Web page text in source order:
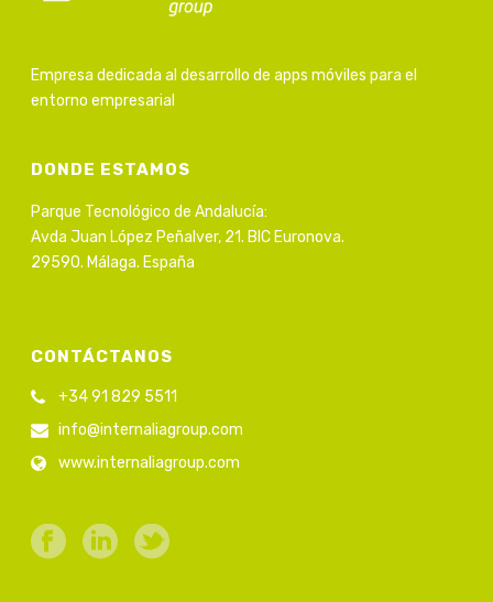
Empresa dedicada al desarrollo de apps móviles para el
entorno empresarial
DONDE ESTAMOS
Parque Tecnológico de Andalucía:
Avda Juan López Peñalver, 21. BIC Euronova.
29590. Málaga. España
CONTÁCTANOS
+34 91 829 5511
info@internaliagroup.com
www.internaliagroup.com